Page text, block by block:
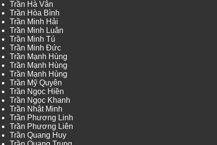
Trần Hà Vân
Trần Hòa Bình
Trần Minh Hải
Trần Minh Luân
Trần Minh Tú
Trần Minh Đức
Trần Mạnh Hùng
Trần Mạnh Hùng
Trần Mạnh Hùng
Trần Mỹ Quyên
Trần Ngọc Hiền
Trần Ngọc Khanh
Trần Nhật Minh
Trần Phương Linh
Trần Phương Liên
Trần Quang Huy